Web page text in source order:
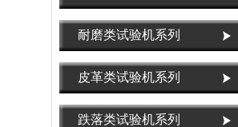
耐磨类试验机系列
皮革类试验机系列
跌落类试验机系列